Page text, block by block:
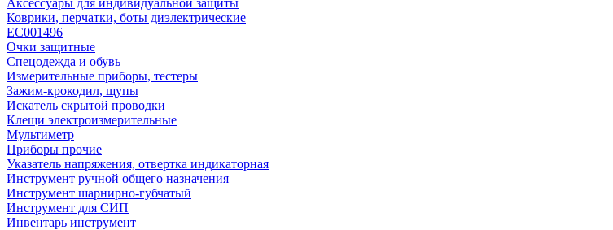
Аксессуары для индивидуальной защиты
Коврики, перчатки, боты диэлектрические
EC001496
Очки защитные
Спецодежда и обувь
Измерительные приборы, тестеры
Зажим-крокодил, щупы
Искатель скрытой проводки
Клещи электроизмерительные
Мультиметр
Приборы прочие
Указатель напряжения, отвертка индикаторная
Инструмент ручной общего назначения
Инструмент шарнирно-губчатый
Инструмент для СИП
Инвентарь инструмент